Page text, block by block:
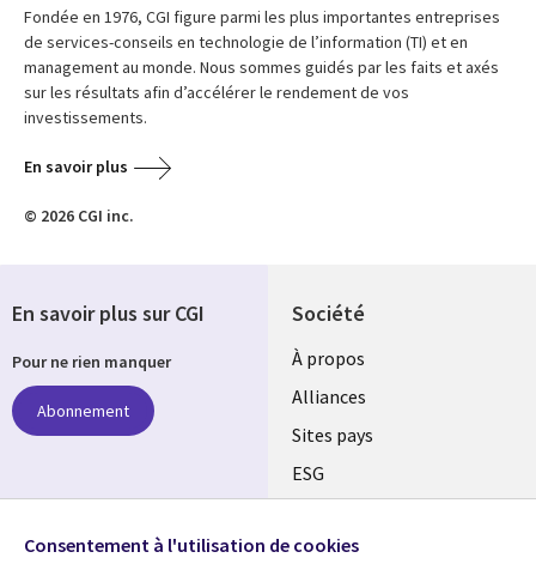
Fondée en 1976, CGI figure parmi les plus importantes entreprises
de services-conseils en technologie de l’information (TI) et en
management au monde. Nous sommes guidés par les faits et axés
sur les résultats afin d’accélérer le rendement de vos
investissements.
En savoir plus
© 2026 CGI inc.
Société
À propos
Alliances
Sites pays
ESG
Fusions
En savoir plus sur CGI
Pour ne rien manquer
Abonnement
Suivez-nous
Consentement à l'utilisation de cookies